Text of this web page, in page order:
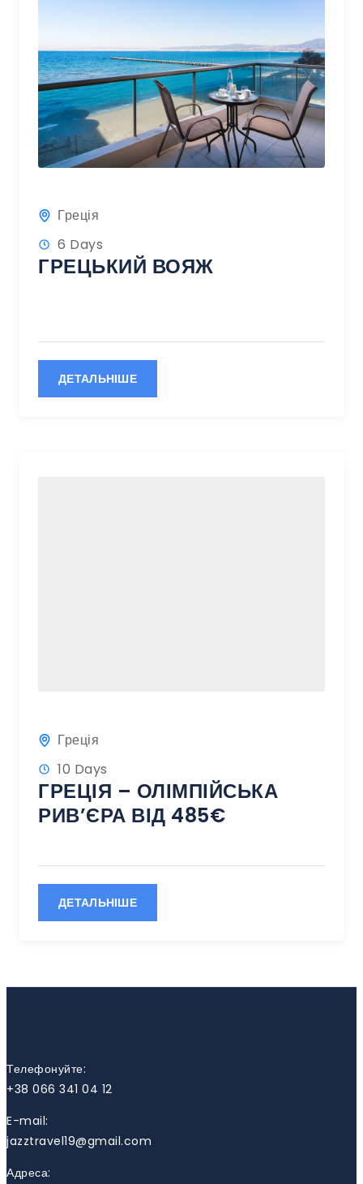
ГРЕЦЬКИЙ ВОЯЖ
Греція
6 Days
ДЕТАЛЬНІШЕ
ГРЕЦІЯ – ОЛІМПІЙСЬКА
РИВ’ЄРА ВІД 485€
Греція
10 Days
ДЕТАЛЬНІШЕ
Телефонуйте:
+38 066 341 04 12
E-mail:
jazztravel19@gmail.com
Адреса: